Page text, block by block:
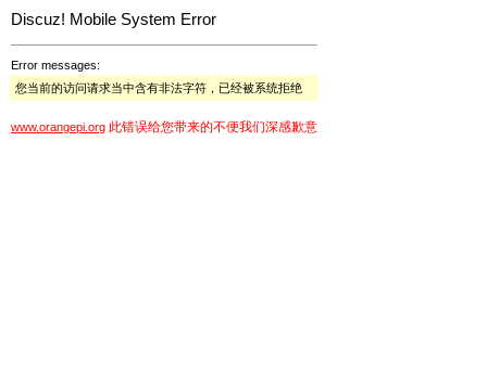
Discuz! Mobile System Error
Error messages:
您当前的访问请求当中含有非法字符，已经被系统拒绝
www.orangepi.org 此错误给您带来的不便我们深感歉意